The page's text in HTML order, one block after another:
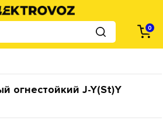
0
огнестойкий J-Y(St)Y